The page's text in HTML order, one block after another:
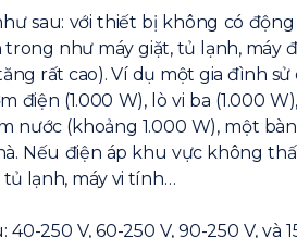
sau: với thiết bị không có
như máy giặt, tủ lạnh, máy
rất cao). Ví dụ một gia đình
điện (1.000 W), lò vi ba (1.000
(khoảng 1.000 W), một
Nếu điện áp khu vực không
lạnh, máy vi tính…
V, 60-250 V, 90-250 V, và